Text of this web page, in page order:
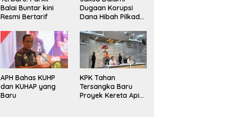
Balai Buntar kini
Resmi Bertarif
Dugaan Korupsi
Dana Hibah Pilkada
Kaur
APH Bahas KUHP
dan KUHAP yang
Baru
KPK Tahan
Tersangka Baru
Proyek Kereta Api